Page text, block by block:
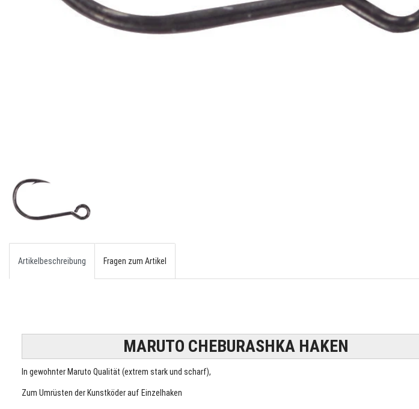
Artikelbeschreibung Fragen zum Artikel
MARUTO CHEBURASHKA HAKEN
In gewohnter Maruto Qualität (extrem stark und scharf),
Zum Umrüsten der Kunstköder auf Einzelhaken